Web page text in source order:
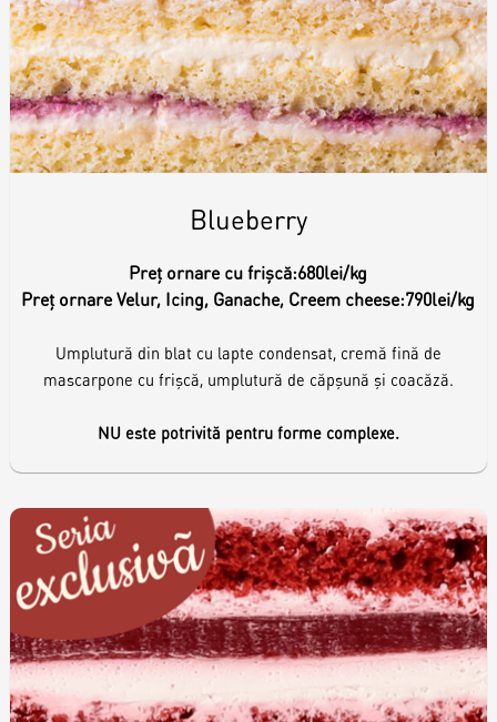
Blueberry
Preț ornare cu frișcă:680lei/kg
Preț ornare Velur, Icing, Ganache, Creem cheese:790lei/kg
Umplutură din blat cu lapte condensat, cremă fină de
mascarpone cu frișcă, umplutură de căpșună și coacăză.
NU este potrivită pentru forme complexe.